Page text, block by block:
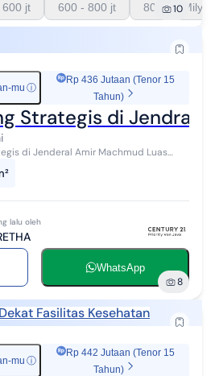
jt 600 - 800 jt 800 - 1 Milyar
10
mu ⓘ
Rp 436 Jutaan (Tenor 15
Tahun)
Strategis di Jendral
di Jenderal Amir Machmud Luas
lalu oleh
WhatsApp
8
Fasilitas Kesehatan
mu ⓘ
Rp 442 Jutaan (Tenor 15
Tahun)